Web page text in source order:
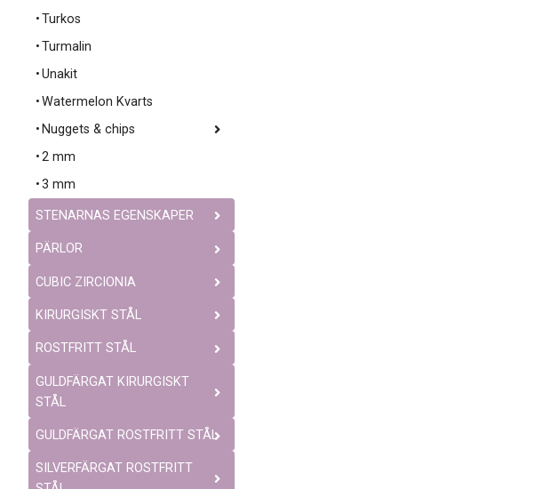
Turkos
Turmalin
Unakit
Watermelon Kvarts
Nuggets & chips
2 mm
3 mm
STENARNAS EGENSKAPER
PÄRLOR
CUBIC ZIRCIONIA
KIRURGISKT STÅL
ROSTFRITT STÅL
GULDFÄRGAT KIRURGISKT
STÅL
GULDFÄRGAT ROSTFRITT STÅL
SILVERFÄRGAT ROSTFRITT